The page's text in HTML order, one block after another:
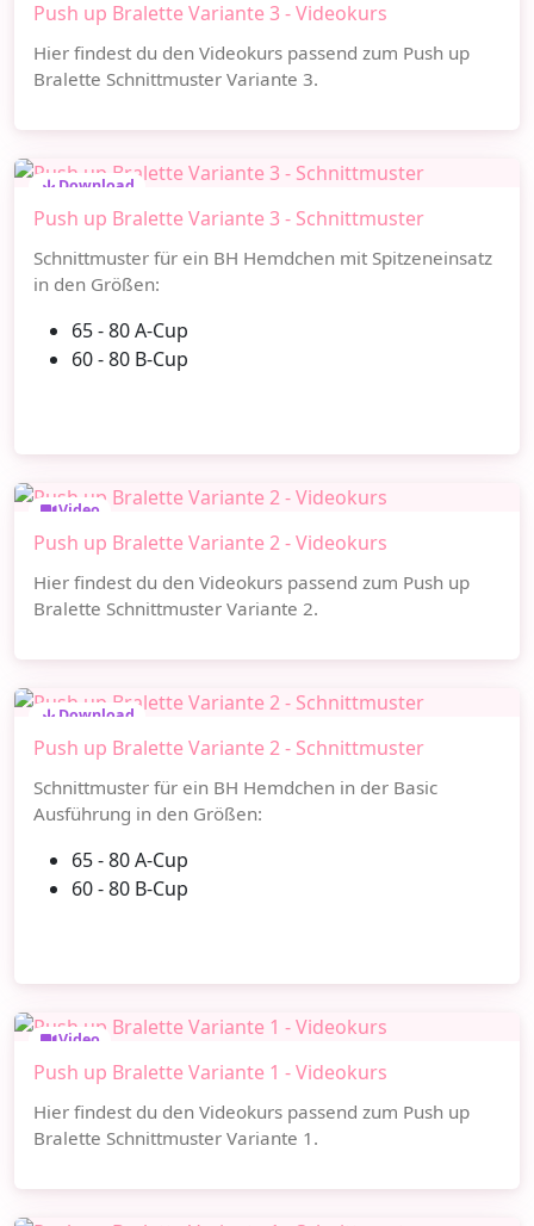
Push up Bralette Variante 3 - Videokurs
Hier findest du den Videokurs passend zum Push up
Bralette Schnittmuster Variante 3.
Download
Push up Bralette Variante 3 - Schnittmuster
Schnittmuster für ein BH Hemdchen mit Spitzeneinsatz
in den Größen:
65 - 80 A-Cup
60 - 80 B-Cup
Video
Push up Bralette Variante 2 - Videokurs
Hier findest du den Videokurs passend zum Push up
Bralette Schnittmuster Variante 2.
Download
Push up Bralette Variante 2 - Schnittmuster
Schnittmuster für ein BH Hemdchen in der Basic
Ausführung in den Größen:
65 - 80 A-Cup
60 - 80 B-Cup
Video
Push up Bralette Variante 1 - Videokurs
Hier findest du den Videokurs passend zum Push up
Bralette Schnittmuster Variante 1.